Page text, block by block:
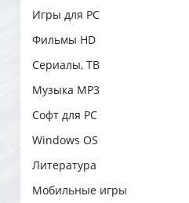
Игры для PC
Фильмы HD
Сериалы, ТВ
Музыка MP3
Софт для PC
Windows OS
Литература
Мобильные игры